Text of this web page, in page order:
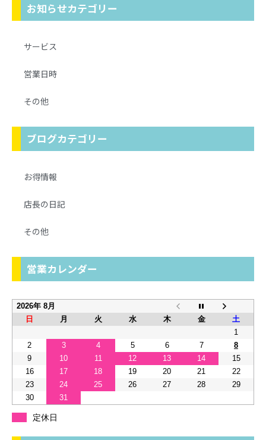
お知らせカテゴリー
サービス
営業日時
その他
ブログカテゴリー
お得情報
店長の日記
その他
営業カレンダー
2026年 8月
日
月 火 水 木 金
土
1
2
3 4 5 6 7
8
9
10 11 12 13 14
15
16
17 18 19 20 21
22
23
24 25 26 27 28
29
30
31
定休日